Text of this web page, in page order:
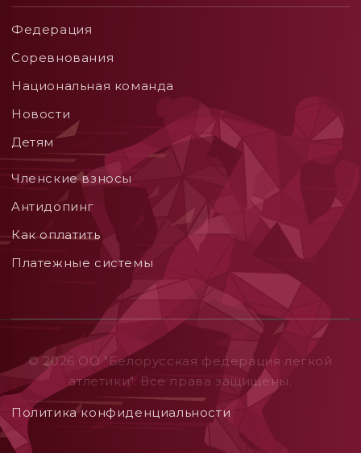
Федерация
Соревнования
Национальная команда
Новости
Детям
Членские взносы
Aнтидопинг
Как оплатить
Платежные системы
© 2026 ОO "Белорусская федерация легкой
атлетики". Все права защищены.
Политика конфиденциальности